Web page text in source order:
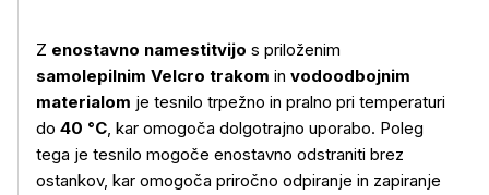
Z enostavno namestitvijo s priloženim
samolepilnim Velcro trakom in vodoodbojnim
materialom je tesnilo trpežno in pralno pri temperaturi
do 40 °C, kar omogoča dolgotrajno uporabo. Poleg
tega je tesnilo mogoče enostavno odstraniti brez
ostankov, kar omogoča priročno odpiranje in zapiranje